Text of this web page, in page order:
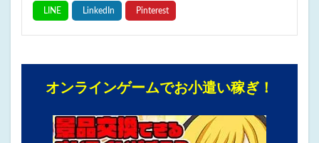
オンラインゲームでお小遣い稼ぎ！